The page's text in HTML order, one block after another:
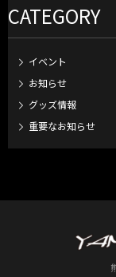
CATEGORY
イベント
お知らせ
グッズ情報
重要なお知らせ